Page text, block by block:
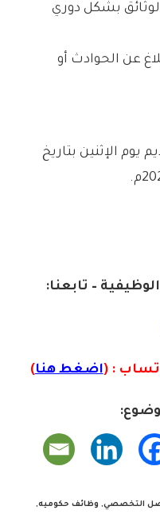
بشكل دوري
عن الحوادث أو
يوم الإثنين بتاريخ
– تابعنا:
: (اضغط هنا)
التخصصي, وظائف حكوميه,